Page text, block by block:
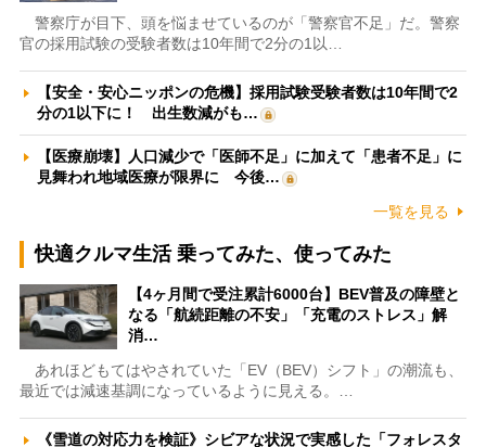
警察庁が目下、頭を悩ませているのが「警察官不足」だ。警察
官の採用試験の受験者数は10年間で2分の1以…
【安全・安心ニッポンの危機】採用試験受験者数は10年間で2
分の1以下に！ 出生数減がも…
【医療崩壊】人口減少で「医師不足」に加えて「患者不足」に
見舞われ地域医療が限界に 今後…
一覧を見る
快適クルマ生活 乗ってみた、使ってみた
【4ヶ月間で受注累計6000台】BEV普及の障壁と
なる「航続距離の不安」「充電のストレス」解
消…
あれほどもてはやされていた「EV（BEV）シフト」の潮流も、
最近では減速基調になっているように見える。…
《雪道の対応力を検証》シビアな状況で実感した「フォレスタ